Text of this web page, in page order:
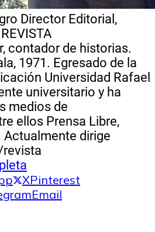
Director Editorial,
contador de historias.
1971. Egresado de la
Universidad Rafael
universitario y ha
medios de
ellos Prensa Libre,
Actualmente dirige
XPinterest
Email